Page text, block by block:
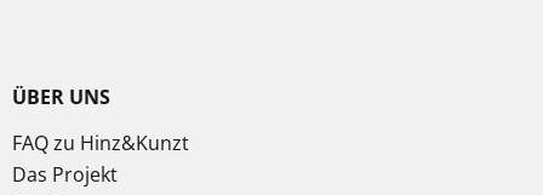
ÜBER UNS
FAQ zu Hinz&Kunzt
Das Projekt